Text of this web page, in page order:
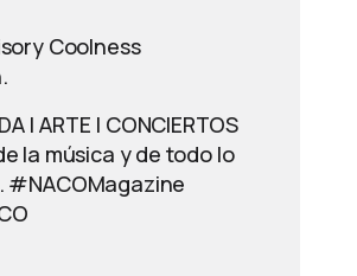
Coolness
| ARTE | CONCIERTOS
la música y de todo lo
#NACOMagazine